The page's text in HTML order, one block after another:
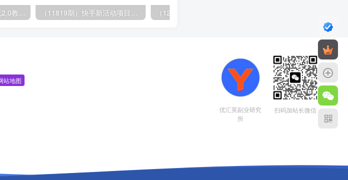
站地图
优汇英副业研究
所
扫码加站长微信